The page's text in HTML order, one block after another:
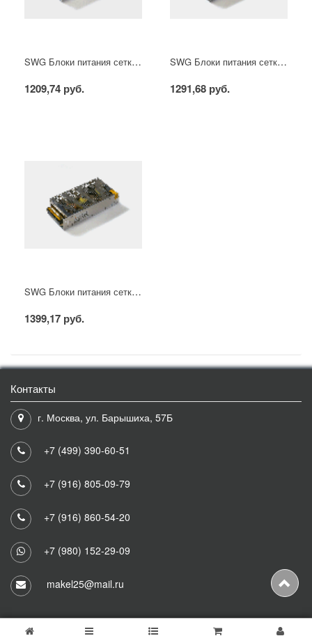
SWG Блоки питания сетка, 150 W, 12V, S-150-12
1209,74 руб.
SWG Блоки питания сетка, 150 W, 24V, S-150-24
1291,68 руб.
SWG Блоки питания сетка, 200 W, 12V, S-200-12
1399,17 руб.
Контакты
г. Москва, ул. Барышиха, 57Б
+7 (499) 390-60-51
+7 (916) 805-09-79
+7 (916) 860-54-20
+7 (980) 152-29-09
makel25@mail.ru